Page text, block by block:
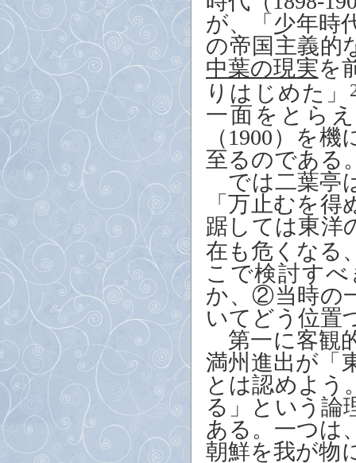
が、「少年時
の帝国主義的
中葉の現実を
りはじめた」
一面をとら
（1900）を機
至るのである
では二葉亭
「万止むを
踞しては東洋
在も危くなる
こで検討す
か、②当時の
いてどう位置
第一に客観
満州進出が「
とは認めよう
る」という論
ある。一つは
朝鮮を我が物